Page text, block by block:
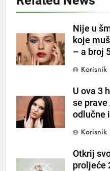
Nije u
koje
– a broj
Korisnik
U ova 3
se prave
odlučne
Korisnik
Otkrij
proljeće
Čaj
na
loše